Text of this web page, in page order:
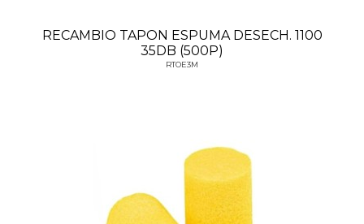
RECAMBIO TAPON ESPUMA DESECH. 1100
35DB (500P)
RTOE3M